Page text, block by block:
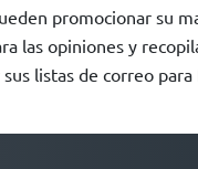
promocionar su
las opiniones y
listas de correo para